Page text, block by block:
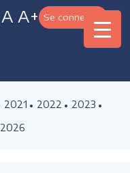
A A+ Se connecter
2021 2022
2023
2026